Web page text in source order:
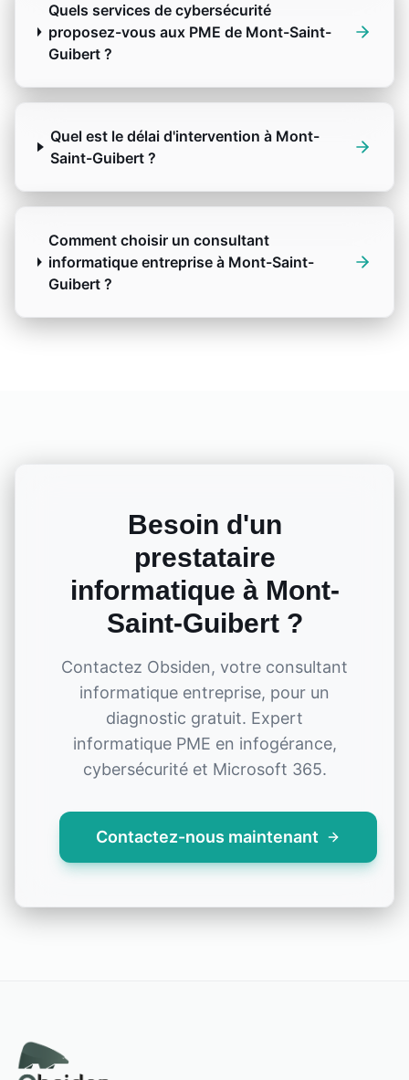
Quels services de cybersécurité
proposez-vous aux PME de Mont-Saint-
Guibert ?
Quel est le délai d'intervention à Mont-
Saint-Guibert ?
Comment choisir un consultant
informatique entreprise à Mont-Saint-
Guibert ?
Besoin d'un
prestataire
informatique à Mont-
Saint-Guibert?
Contactez Obsiden, votre consultant
informatique entreprise, pour un
diagnostic gratuit. Expert
informatique PME en infogérance,
cybersécurité et Microsoft 365.
Contactez-nous maintenant